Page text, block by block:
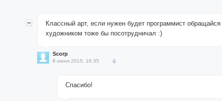
Классный арт, если нужен будет программист
художником тоже бы посотрудничал :)
Scorp
8 июня 2015, 16:35
Спасибо!